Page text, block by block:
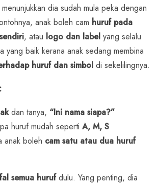
menunjukkan dia sudah mula peka dengan
anak boleh cam huruf pada
, atau logo dan label yang selalu
yang baik kerana anak sedang membina
huruf dan simbol di sekelilingnya.
dan tanya, “Ini nama siapa?”
huruf mudah seperti A, M, S
anak boleh cam satu atau dua huruf
semua hurufdulu. Yang penting, dia